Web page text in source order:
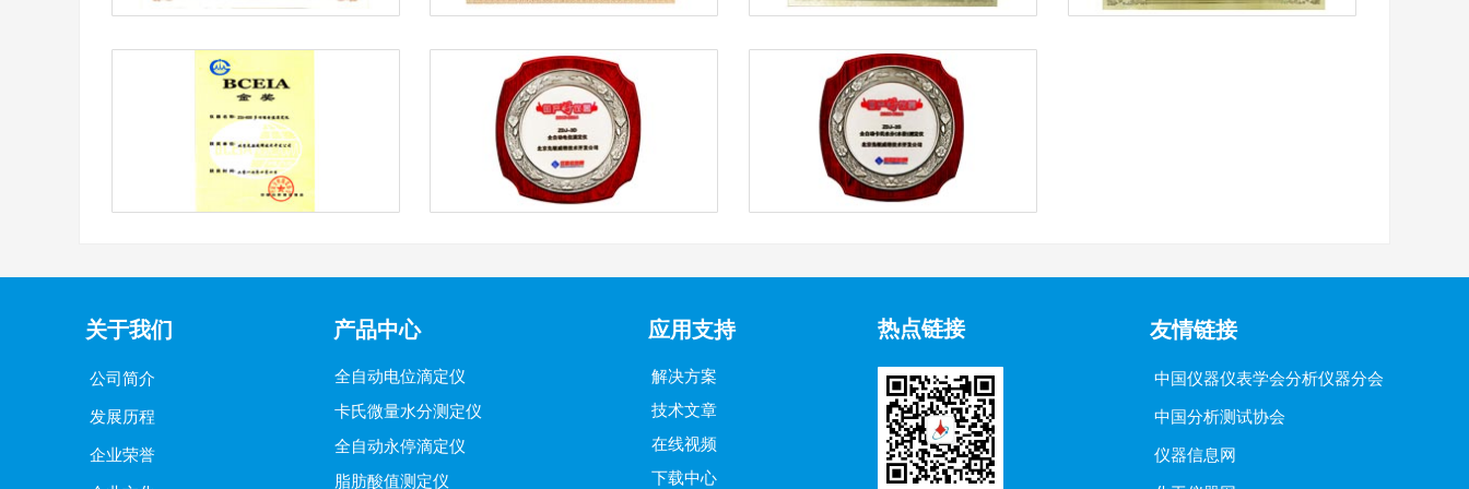
关于我们
公司简介
发展历程
企业荣誉
全自动电位滴定仪
卡氏微量水分测定仪
全自动永停滴定仪
脂肪酸值测定仪
产品中心
解决方案
技术文章
在线视频
下载中心
应用支持 热点链接 友情链接
中国仪器仪表学会分析仪器分会
中国分析测试协会
仪器信息网